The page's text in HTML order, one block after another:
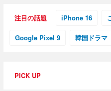
注目の話題 iPhone 16
Google Pixel 9 韓国ドラマ
PICK UP